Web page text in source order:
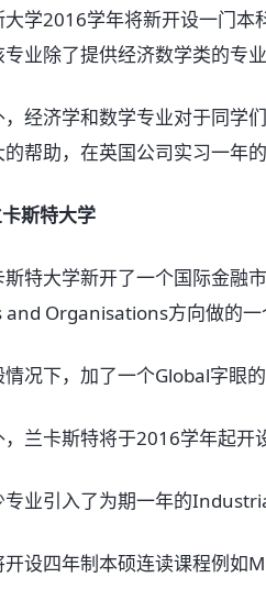
2016学年将新开设一门本
专业除了提供经济数学类的专
济学和数学专业对于同学们
的帮助，在英国公司实习一年
斯特大学
大学新开了一个国际金融市
Organisations方向做的一
下，加了一个Global字眼的
卡斯特将于2016学年起开设
引入了为期一年的
四年制本硕连读课程例如